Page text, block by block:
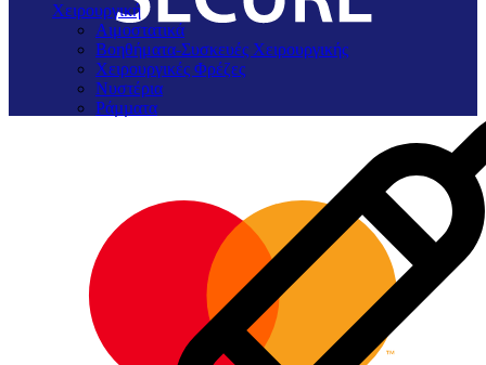
Χειρουργική
Αιμοστατικά
Βοηθήματα-Συσκευές Χειρουργικής
Χειρουργικές Φρέζες
Νυστέρια
Ράµµατα